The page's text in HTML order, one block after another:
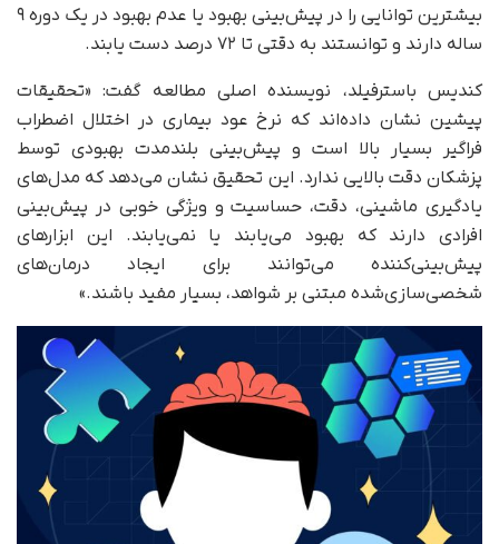
بیشترین توانایی را در پیش‌بینی بهبود یا عدم بهبود در یک دوره ۹
ساله دارند و توانستند به دقتی تا ۷۲ درصد دست یابند.
کندیس باسترفیلد، نویسنده اصلی مطالعه گفت: «تحقیقات
پیشین نشان داده‌اند که نرخ عود بیماری در اختلال اضطراب
فراگیر بسیار بالا است و پیش‌بینی بلندمدت بهبودی توسط
پزشکان دقت بالایی ندارد. این تحقیق نشان می‌دهد که مدل‌های
یادگیری ماشینی، دقت، حساسیت و ویژگی خوبی در پیش‌بینی
افرادی دارند که بهبود می‌یابند یا نمی‌یابند. این ابزارهای
پیش‌بینی‌کننده‌ می‌توانند برای ایجاد درمان‌های
شخصی‌سازی‌شده مبتنی بر شواهد، بسیار مفید باشند.»